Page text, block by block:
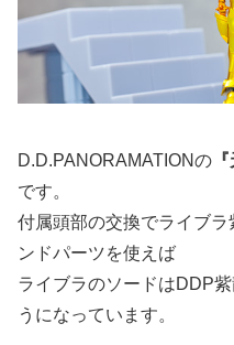
D.D.PANORAMATIONの
です。
付属頭部の交換でライブ
ンドパーツを使えば
ライブラのソードはDDP
うになっています。